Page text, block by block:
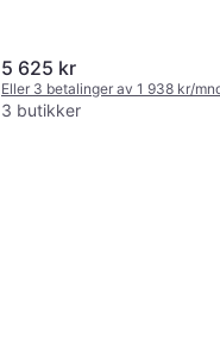
5 625 kr
Eller 3 betalinger av 1 938 kr/
3 butikker